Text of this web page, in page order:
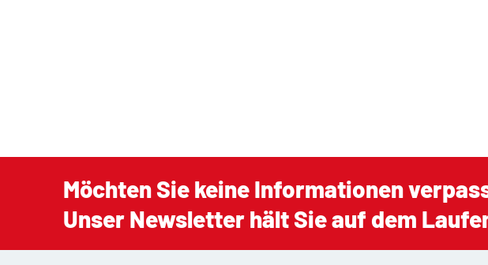
Möchten Sie keine Informationen
Unser Newsletter hält Sie auf dem